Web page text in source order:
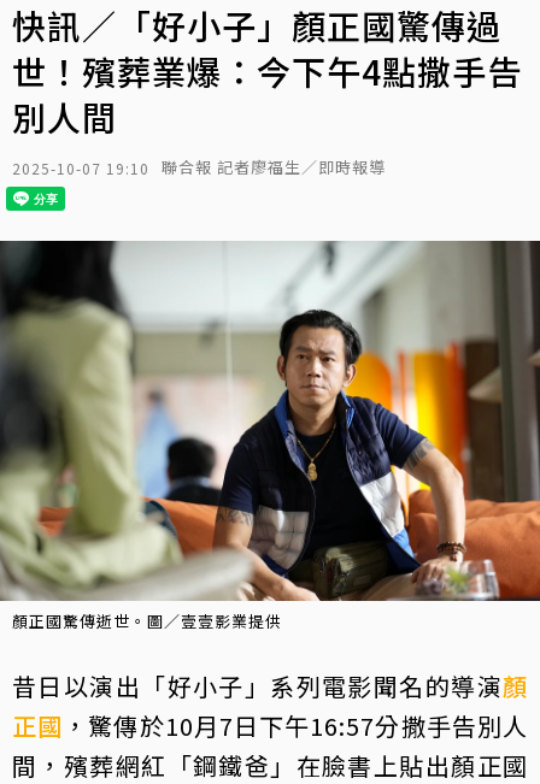
快訊／「好小子」顏正國驚傳過
世！殯葬業爆：今下午4點撒手告
別人間
2025-10-07 19:10 聯合報 記者廖福生／即時報導
顏正國驚傳逝世。圖／壹壹影業提供
昔日以演出「好小子」系列電影聞名的導演顏
正國 ，驚傳於10月7日下午16:57分撒手告別人
間，殯葬網紅「鋼鐵爸」在臉書上貼出顏正國